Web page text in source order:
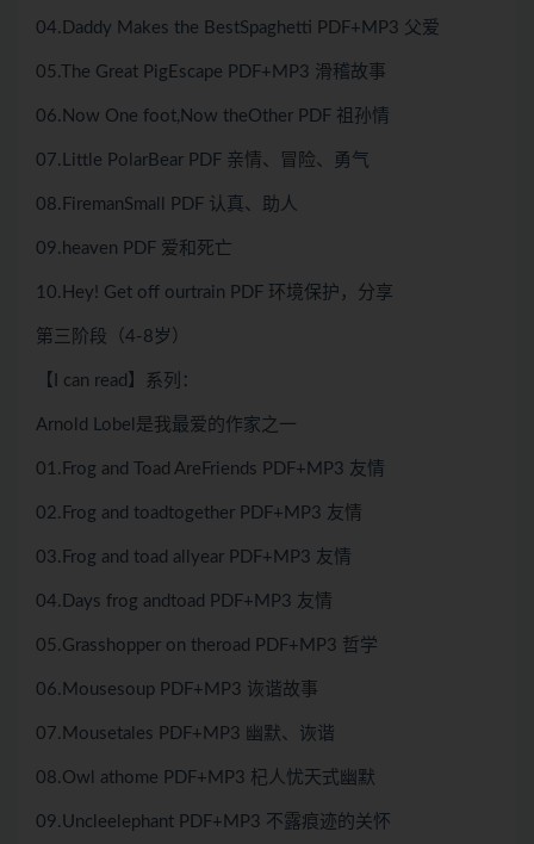
04.Daddy Makes the BestSpaghetti PDF+MP3 父爱
05.The Great PigEscape PDF+MP3 滑稽故事
06.Now One foot,Now theOther PDF 祖孙情
07.Little PolarBear PDF 亲情、冒险、勇气
08.FiremanSmall PDF 认真、助人
09.heaven PDF 爱和死亡
10.Hey! Get off ourtrain PDF 环境保护，分享
第三阶段（4-8岁）
【I can read】系列：
Arnold Lobel是我最爱的作家之一
01.Frog and Toad AreFriends PDF+MP3 友情
02.Frog and toadtogether PDF+MP3 友情
03.Frog and toad allyear PDF+MP3 友情
04.Days frog andtoad PDF+MP3 友情
05.Grasshopper on theroad PDF+MP3 哲学
06.Mousesoup PDF+MP3 诙谐故事
07.Mousetales PDF+MP3 幽默、诙谐
08.Owl athome PDF+MP3 杞人忧天式幽默
09.Uncleelephant PDF+MP3 不露痕迹的关怀